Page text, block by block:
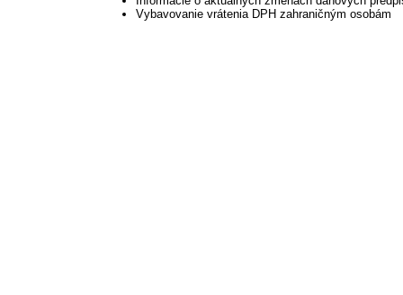
Vybavovanie vrátenia DPH zahraničným osobám